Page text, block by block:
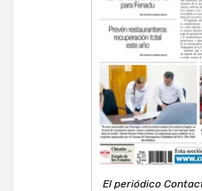
El periódico